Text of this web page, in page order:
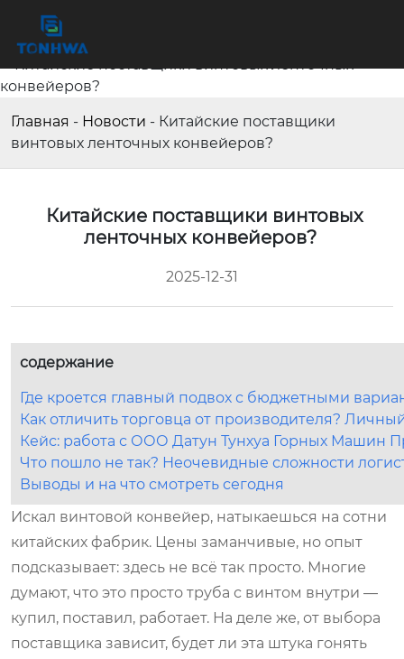
Главная - Новости - Китайские поставщики
винтовых ленточных конвейеров?
Китайские поставщики винтовых
ленточных конвейеров?
2025-12-31
содержание
Где кроется главный подвох с бюджетными
Как отличить торговца от производителя?
Кейс: работа с ООО Датун Тунхуа Горных Машин
Что пошло не так? Неочевидные сложности
Выводы и на что смотреть сегодня
Искал винтовой конвейер, натыкаешься на сотни
китайских фабрик. Цены заманчивые, но опыт
подсказывает: здесь не всё так просто. Многие
думают, что это просто труба с винтом внутри —
купил, поставил, работает. На деле же, от выбора
поставщика зависит, будет ли эта штука гонять